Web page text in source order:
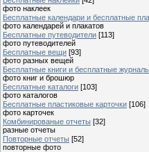
фото наклеек
Бесплатные календари и бесплатные
фото календарей и плакатов
Бесплатные путеводители [113]
фото путеводителей
Бесплатные вещи [93]
фото разных вещей
Бесплатные книги и бесплатные
фото книг и брошюр
Бесплатные каталоги [103]
фото каталогов
Бесплатные пластиковые карточки [106]
фото карточек
Комбинированые отчеты [32]
разные отчеты
Повторные отчеты [52]
повторные фото